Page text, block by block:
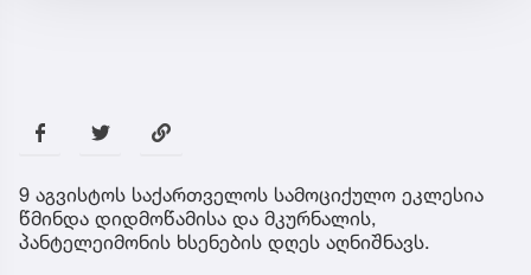
9 აგვისტოს საქართველოს სამოციქულო ეკლესია
წმინდა დიდმოწამისა და მკურნალის,
პანტელეიმონის ხსენების დღეს აღნიშნავს.